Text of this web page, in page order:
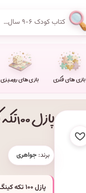
بازی های فکری بازی های رومیزی
پازل ۱۰۰ تکه کینگ طرح سوپر ماریو سبز کد: ۸۰۴۱
برند: جواهری
پازل ۱۰۰